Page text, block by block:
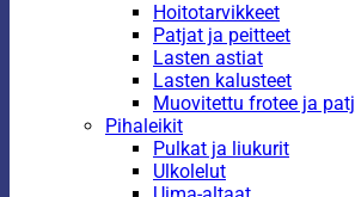
Hoitotarvikkeet
Patjat ja peitteet
Lasten astiat
Lasten kalusteet
Muovitettu frotee ja
Pihaleikit
Pulkat ja liukurit
Ulkolelut